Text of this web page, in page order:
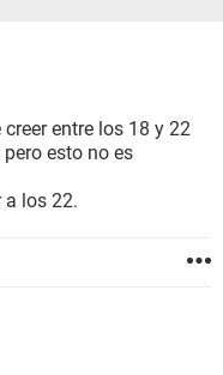
entre los 18 y 22
esto no es
a los 22.